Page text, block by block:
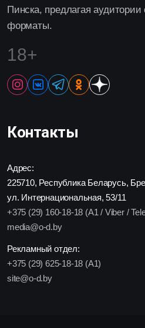
Пинска, предлагая
форматы.
18+
Контакты
Адрес:
225710, Республика Беларусь,
ул. Интернациональная, 53/11
+375 (29) 160-18-18 (A1 / Viber /
media@o-d.by
Рекламный отдел:
+375 (29) 625-18-18 (A1)
site@o-d.by